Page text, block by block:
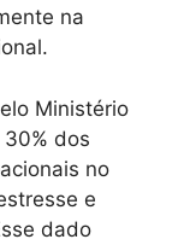
na
Ministério
dos
no
e
dado